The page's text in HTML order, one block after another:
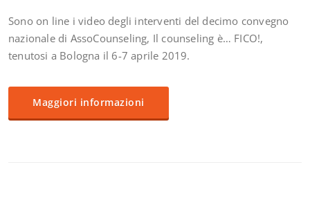
Sono on line i video degli interventi del decimo convegno
nazionale di AssoCounseling, Il counseling è… FICO!,
tenutosi a Bologna il 6-7 aprile 2019.
Maggiori informazioni